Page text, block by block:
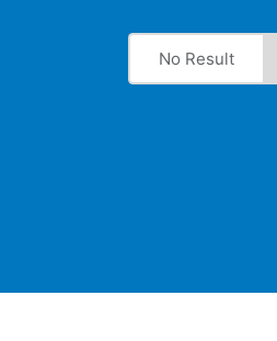
No Result